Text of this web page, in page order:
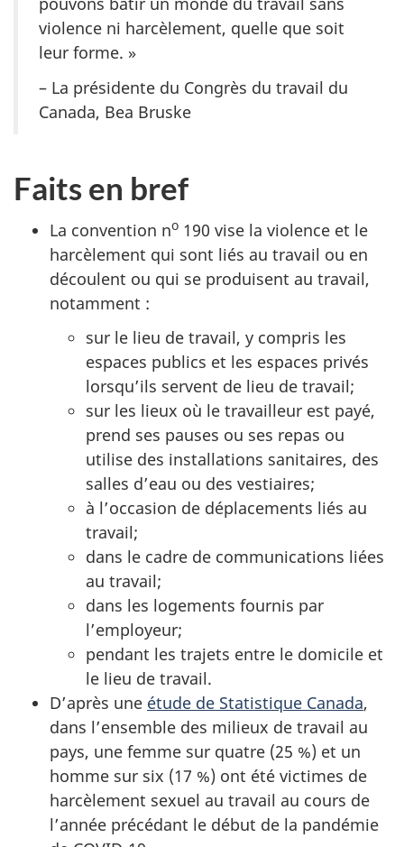
violence ni harcèlement, quelle que soit
leur forme. »
– La présidente du Congrès du travail du
Canada, Bea Bruske
Faits en bref
La convention no 190 vise la violence et le
harcèlement qui sont liés au travail ou en
découlent ou qui se produisent au travail,
notamment :
sur le lieu de travail, y compris les
espaces publics et les espaces privés
lorsqu’ils servent de lieu de travail;
sur les lieux où le travailleur est payé,
prend ses pauses ou ses repas ou
utilise des installations sanitaires, des
salles d’eau ou des vestiaires;
à l’occasion de déplacements liés au
travail;
dans le cadre de communications liées
au travail;
dans les logements fournis par
l’employeur;
pendant les trajets entre le domicile et
le lieu de travail.
D’après une étude de Statistique Canada,
dans l’ensemble des milieux de travail au
pays, une femme sur quatre (25 %) et un
homme sur six (17 %) ont été victimes de
harcèlement sexuel au travail au cours de
l’année précédant le début de la pandémie